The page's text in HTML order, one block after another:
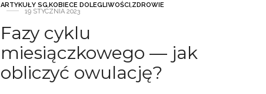
ARTYKUŁY SG,KOBIECE DOLEGLIWOŚCI,ZDROWIE
19 STYCZNIA 2023
Fazy cyklu
miesiączkowego — jak
obliczyć owulację?